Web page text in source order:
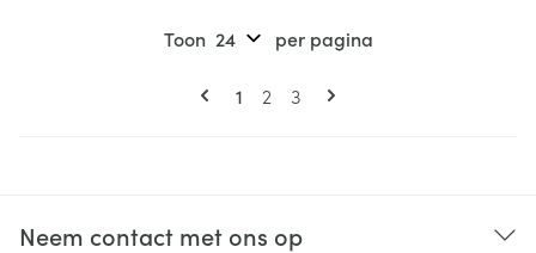
Pagina's
U lees momenteel pagina
1 Pagina
2 Pagina
3
Toon per pagina
Neem contact met ons op